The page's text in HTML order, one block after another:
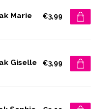
Marie €3,99
Giselle €3,99